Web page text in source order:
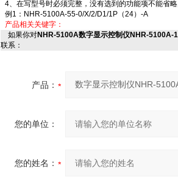
4、在写型号时必须完整，没有选到的功能项不能省略,
例1：NHR-5100A-55-0/X/2/D1/1P（24）-A
产品相关关键字：
如果你对NHR-5100A数字显示控制仪NHR-5100A-
联系：
产品：
您的单位：
您的姓名：